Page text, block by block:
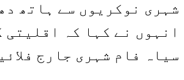
شہری نوکریوں سے ہاتھ
انہوں نے کہا کہ
سیاہ فام شہری جارج